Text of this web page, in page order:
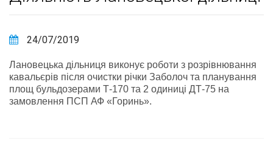
24/07/2019
Лановецька дільниця виконує роботи з розрівнювання
кавальєрів після очистки річки Заболоч та планування
площ бульдозерами Т-170 та 2 одиниці ДТ-75 на
замовлення ПСП АФ «Горинь».